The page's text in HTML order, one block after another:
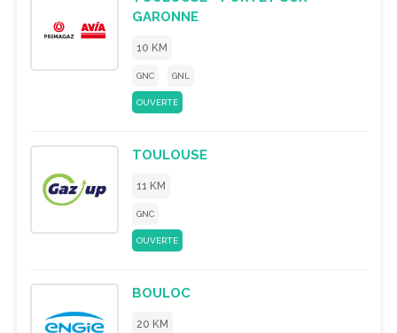
GARONNE
10 KM
GNC GNL
OUVERTE
TOULOUSE
11 KM
GNC
OUVERTE
BOULOC
20 KM